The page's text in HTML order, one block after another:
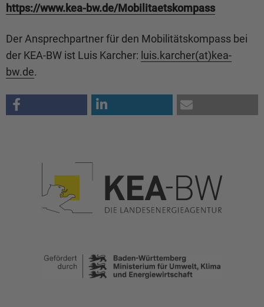
https://www.kea-bw.de/Mobilitaetskompass
Der Ansprechpartner für den Mobilitätskompass bei
der KEA-BW ist Luis Karcher: luis.karcher(at)kea-
bw.de.